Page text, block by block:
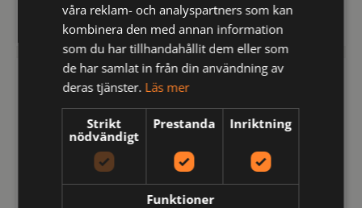
4,443 kr inkl moms 2,863 kr inkl moms
FRISTADS
våra reklam- och analyspartners som kan
kombinera den med annan information
som du har tillhandahållit dem eller som
de har samlat in från din användning av
deras tjänster. Läs mer
Strikt
nödvändigt
Prestanda Inriktning
Funktioner